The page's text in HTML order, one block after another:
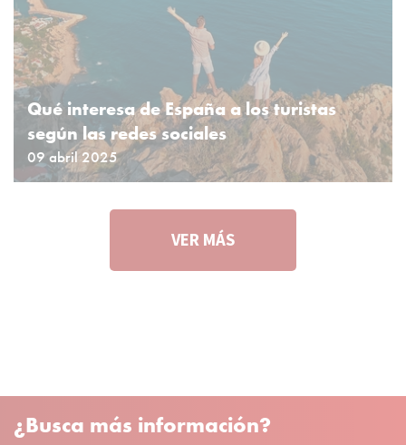
Qué interesa de España a los turistas
según las redes sociales
09 abril 2025
VER MÁS
¿Busca más información?